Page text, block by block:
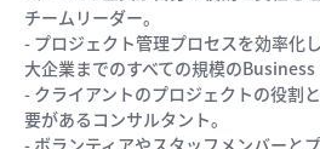
チームリーダー。
- プロジェクト管理プロセスを効率化
大企業までのすべての規模のBusiness
- クライアントのプロジェクトの役割
要があるコンサルタント。
- ボランティアやスタッフメンバーと